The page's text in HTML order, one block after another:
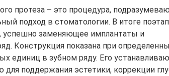
протеза – это процедура,
подход в стоматологии. В итоге
успешно заменяющее имплантаты и
Конструкция показана при
единиц в зубном ряду. Его
для поддержания эстетики, коррекции